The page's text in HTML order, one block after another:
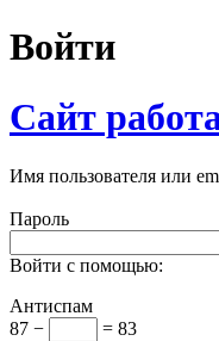
Войти
Сайт
Имя пользователя или
Пароль
Войти с помощью:
Антиспам
87 −
= 83